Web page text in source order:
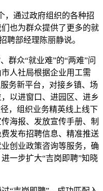
，通过政府组织的各种招
也为群众提供了更多的就
聘部经理陈丽静说。
群众“就业难”的“两难”问
人社局根据企业用工需
务新平台，对接乡镇、场
以进窗口、进园区、进乡
，组织业务精英线上线下
海报、发放宣传手册、制
发布招聘信息、精准推送
创业政策咨询等服务，确
一步扩大“吉岗即聘”知晓